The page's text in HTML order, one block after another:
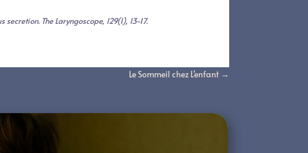
The Laryngoscope, 129(1), 13-17.
Le Sommeil chez L'enfant →